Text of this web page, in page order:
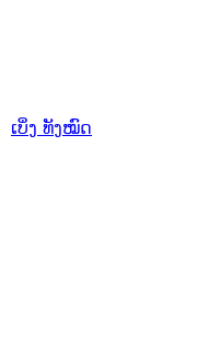
ເບິ່ງ ຄຳ
ທັງໝົດ